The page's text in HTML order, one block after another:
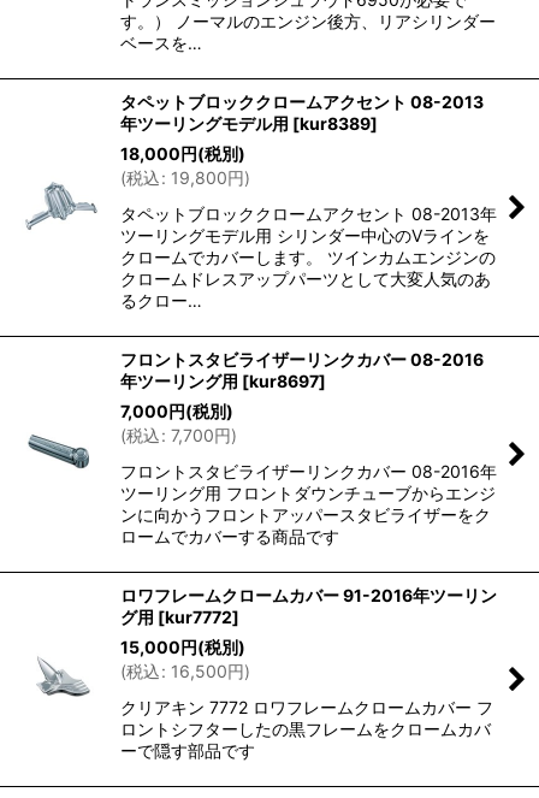
す。） ノーマルのエンジン後方、リアシリンダー
ベースを…
タペットブロッククロームアクセント 08-2013
年ツーリングモデル用 [kur8389]
18,000円(税別)
(税込: 19,800円)
タペットブロッククロームアクセント 08-2013年
ツーリングモデル用 シリンダー中心のVラインを
クロームでカバーします。 ツインカムエンジンの
クロームドレスアップパーツとして大変人気のあ
るクロー…
フロントスタビライザーリンクカバー 08-2016
年ツーリング用 [kur8697]
7,000円(税別)
(税込: 7,700円)
フロントスタビライザーリンクカバー 08-2016年
ツーリング用 フロントダウンチューブからエンジ
ンに向かうフロントアッパースタビライザーをク
ロームでカバーする商品です
ロワフレームクロームカバー 91-2016年ツーリン
グ用 [kur7772]
15,000円(税別)
(税込: 16,500円)
クリアキン 7772 ロワフレームクロームカバー フ
ロントシフターしたの黒フレームをクロームカバ
ーで隠す部品です